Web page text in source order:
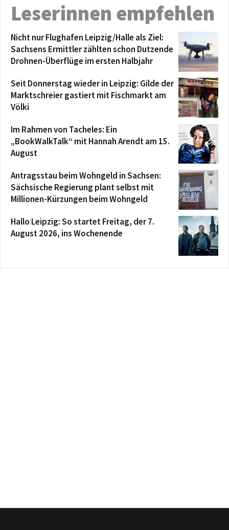
Leserinnen empfehlen
Nicht nur Flughafen Leipzig/Halle als Ziel:
Sachsens Ermittler zählten schon Dutzende
Drohnen-Überflüge im ersten Halbjahr
Seit Donnerstag wieder in Leipzig: Gilde der
Marktschreier gastiert mit Fischmarkt am
Völki
Im Rahmen von Tacheles: Ein
„BookWalkTalk“ mit Hannah Arendt am 15.
August
Antragsstau beim Wohngeld in Sachsen:
Sächsische Regierung plant selbst mit
Millionen-Kürzungen beim Wohngeld
Hallo Leipzig: So startet Freitag, der 7.
August 2026, ins Wochenende